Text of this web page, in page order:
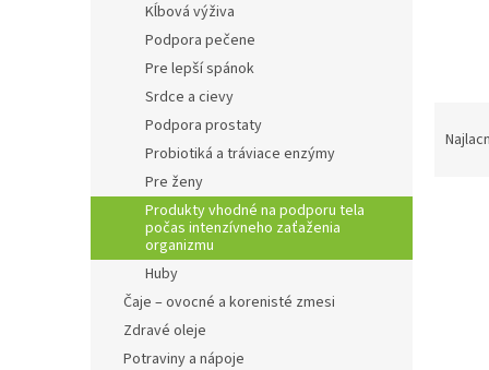
Kĺbová výživa
Podpora pečene
Pre lepší spánok
Srdce a cievy
Podpora prostaty
Probiotiká a tráviace enzýmy
Pre ženy
Produkty vhodné na podporu tela
počas intenzívneho zaťaženia
organizmu
Huby
Čaje – ovocné a korenisté zmesi
Zdravé oleje
Potraviny a nápoje